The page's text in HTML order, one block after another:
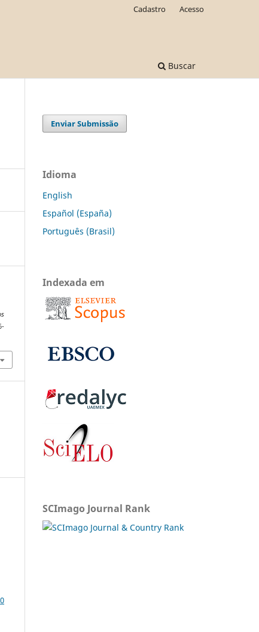
Buscar
Cadastro Acesso
Enviar Submissão
Idioma
English
Español (España)
Português (Brasil)
Indexada em
SCImago Journal Rank